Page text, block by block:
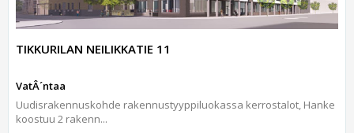
TIKKURILAN NEILIKKATIE 11
VatÂ´ntaa
Uudisrakennuskohde rakennustyyppiluokassa kerrostalot, Hanke
koostuu 2 rakenn...